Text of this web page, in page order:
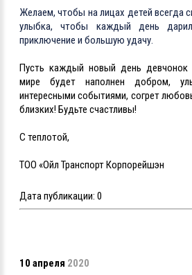
Желаем, чтобы на лицах детей всегда
улыбка, чтобы каждый день
приключение и большую удачу.
Пусть каждый новый день
мире будет наполнен добром,
интересными событиями, согрет
близких! Будьте счастливы!
С теплотой,
ТОО «Ойл Транспорт Корпорейшэн
Дата публикации: 0
10 апреля 2020